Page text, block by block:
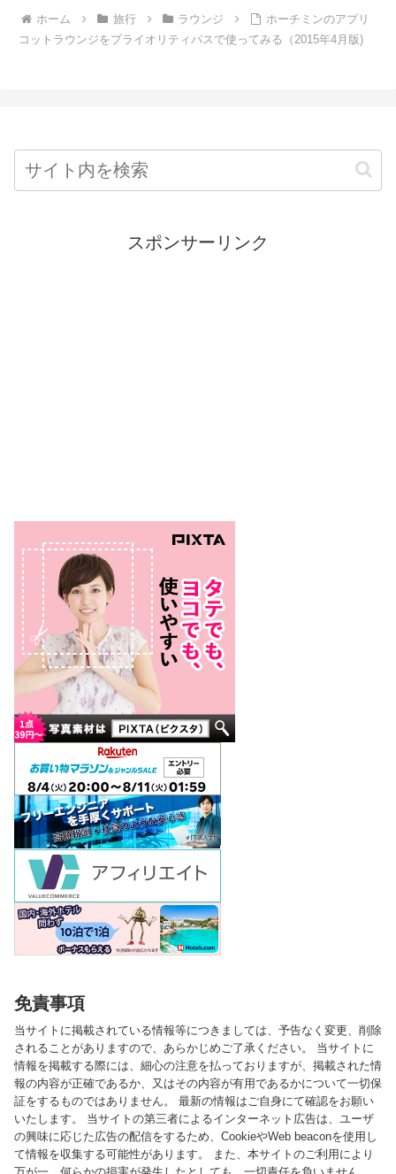
ホーム 旅行 ラウンジ
ホーチミンのアプリ
コットラウンジをプライオリティパスで使ってみる（2015年4月版)
スポンサーリンク
免責事項
当サイトに掲載されている情報等につきましては、予告なく変更、削除
されることがありますので、あらかじめご了承ください。 当サイトに
情報を掲載する際には、細心の注意を払っておりますが、掲載された情
報の内容が正確であるか、又はその内容が有用であるかについて一切保
証をするものではありません。 最新の情報はご自身にて確認をお願い
いたします。 当サイトの第三者によるインターネット広告は、ユーザ
の興味に応じた広告の配信をするため、CookieやWeb beaconを使用し
て情報を収集する可能性があります。 また、本サイトのご利用により